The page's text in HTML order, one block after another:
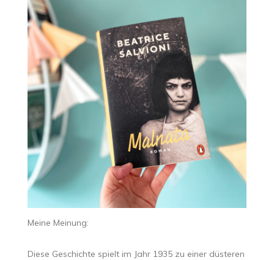
Meine Meinung:
Diese Geschichte spielt im Jahr 1935 zu einer düsteren